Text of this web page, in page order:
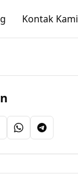
Kontak Kami